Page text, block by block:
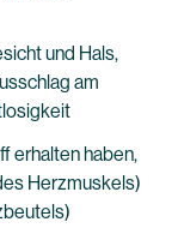
und Hals,
am
erhalten haben,
Herzmuskels)